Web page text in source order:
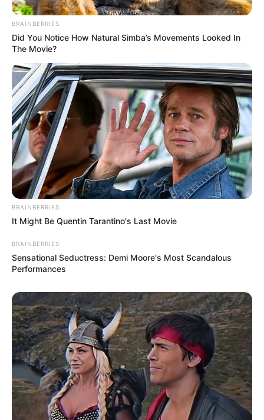
BRAINBERRIES
Did You Notice How Natural Simba’s Movements Looked In
The Movie?
BRAINBERRIES
It Might Be Quentin Tarantino's Last Movie
BRAINBERRIES
Sensational Seductress: Demi Moore's Most Scandalous
Performances